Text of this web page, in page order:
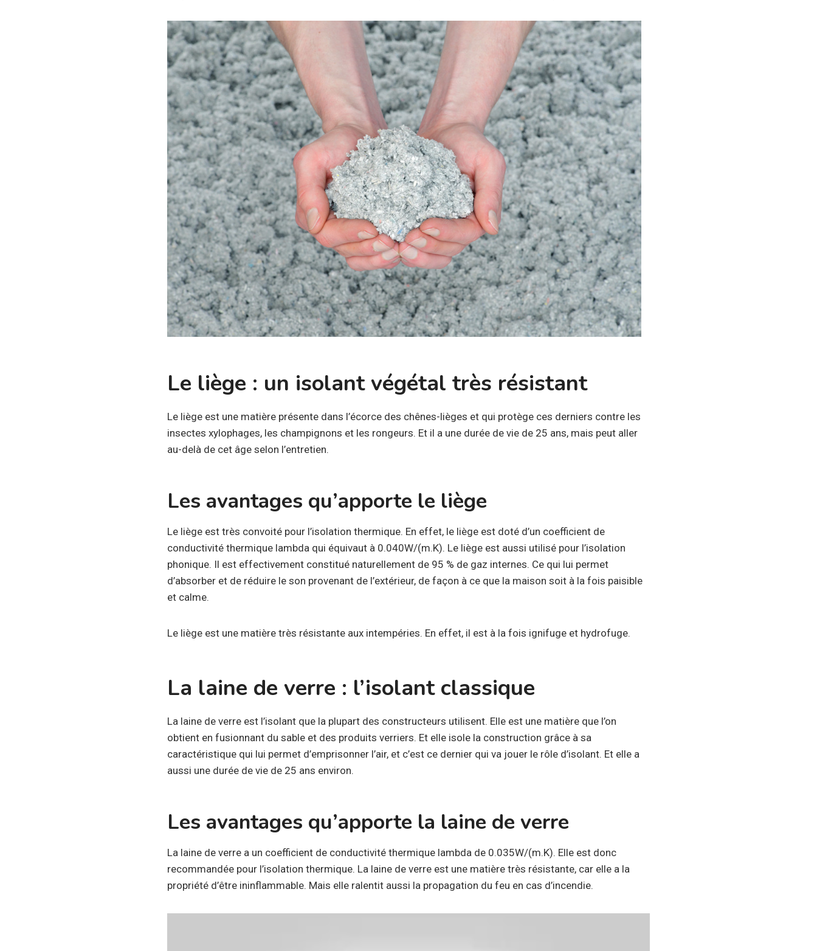
Le liège : un isolant végétal très résistant
Le liège est une matière présente dans l’écorce des chênes-lièges et qui protège ces derniers contre les
insectes xylophages, les champignons et les rongeurs. Et il a une durée de vie de 25 ans, mais peut aller
au-delà de cet âge selon l’entretien.
Les avantages qu’apporte le liège
Le liège est très convoité pour l’isolation thermique. En effet, le liège est doté d’un coefficient de
conductivité thermique lambda qui équivaut à 0.040W/(m.K). Le liège est aussi utilisé pour l’isolation
phonique. Il est effectivement constitué naturellement de 95 % de gaz internes. Ce qui lui permet
d’absorber et de réduire le son provenant de l’extérieur, de façon à ce que la maison soit à la fois paisible
et calme.
Le liège est une matière très résistante aux intempéries. En effet, il est à la fois ignifuge et hydrofuge.
La laine de verre : l’isolant classique
La laine de verre est l’isolant que la plupart des constructeurs utilisent. Elle est une matière que l’on
obtient en fusionnant du sable et des produits verriers. Et elle isole la construction grâce à sa
caractéristique qui lui permet d’emprisonner l’air, et c’est ce dernier qui va jouer le rôle d’isolant. Et elle a
aussi une durée de vie de 25 ans environ.
Les avantages qu’apporte la laine de verre
La laine de verre a un coefficient de conductivité thermique lambda de 0.035W/(m.K). Elle est donc
recommandée pour l’isolation thermique. La laine de verre est une matière très résistante, car elle a la
propriété d’être ininflammable. Mais elle ralentit aussi la propagation du feu en cas d’incendie.